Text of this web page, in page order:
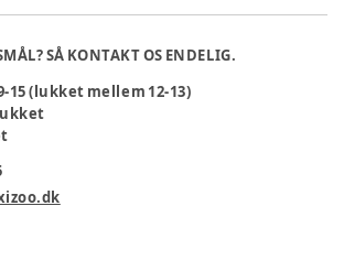
SÅ KONTAKT OS ENDELIG.
15 (lukket mellem 12-13)